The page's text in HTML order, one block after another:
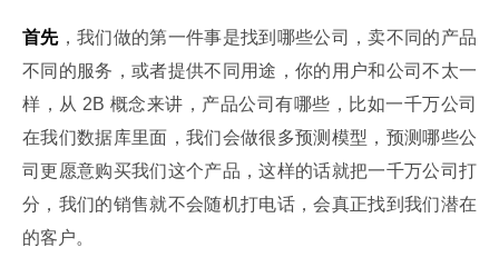
首先，我们做的第一件事是找到哪些公司，卖不同的产品
不同的服务，或者提供不同用途，你的用户和公司不太一
样，从 2B 概念来讲，产品公司有哪些，比如一千万公司
在我们数据库里面，我们会做很多预测模型，预测哪些公
司更愿意购买我们这个产品，这样的话就把一千万公司打
分，我们的销售就不会随机打电话，会真正找到我们潜在
的客户。